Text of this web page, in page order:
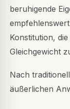
beruhigende
Konstitution,
Gleichgewicht
Nach
äußerlichen